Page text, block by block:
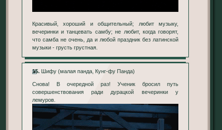
Красивый, хороший и общительный; любит музыку,
вечеринки и танцевать самбу; не любит, когда говорят,
что самба не очень, да и любой праздник без латинской
музыки - грусть грустная.
15.Шифу (малая панда, Кунг-фу Панда)
Снова! В очередной раз! Ученик бросил путь
совершенствования ради дурацкой вечеринки у
лемуров.